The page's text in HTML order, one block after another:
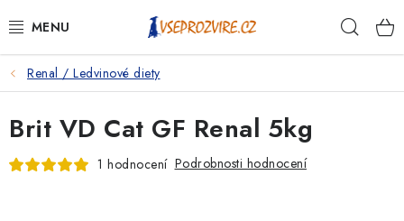
na
PSI
KOČKY
KONĚ
Renal / Ledvinové diety
Brit VD Cat GF Renal 5kg
1 hodnocení Podrobnosti hodnocení